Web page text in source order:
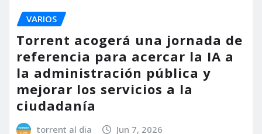
VARIOS
Torrent acogerá una jornada de
referencia para acercar la IA a
la administración pública y
mejorar los servicios a la
ciudadanía
torrent al dia Jun 7, 2026